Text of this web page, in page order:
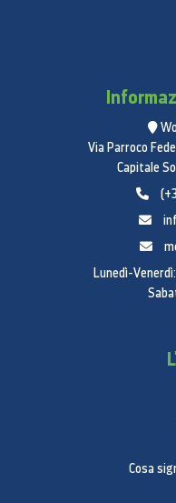
Via Parroco
Capitale
Lunedì-
Cosa